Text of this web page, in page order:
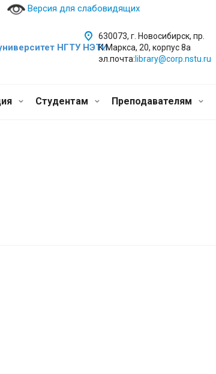
Версия для слабовидящих
верситет НГТУ НЭТИ
630073, г. Новосибирск, пр.
К.Маркса, 20, корпус 8а
эл.почта: library@corp.nstu.ru
Студентам Преподавателям